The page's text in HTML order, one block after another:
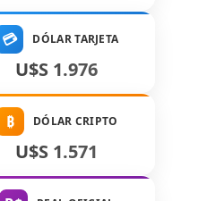
💳 DÓLAR TARJETA
U$S 1.976
₿ DÓLAR CRIPTO
U$S 1.571